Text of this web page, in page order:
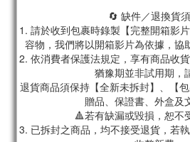
🔄 缺件／退換貨
1. 請於收到包裹時錄製【完整開箱影
容物，我們將以開箱影片為依據，協
2. 依消費者保護法規定，享有商品收
猶豫期並非試用期，
退貨商品須保持【全新未拆封】、【包
贈品、保證書、外盒及
🔺若有缺漏或毀損，恕不
3. 已拆封之商品，均不接受退貨，若